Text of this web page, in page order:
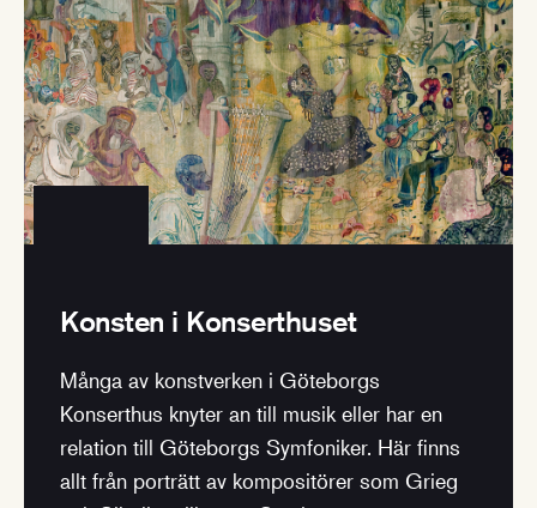
Konsten i Konserthuset
Många av konstverken i Göteborgs
Konserthus knyter an till musik eller har en
relation till Göteborgs Symfoniker. Här finns
allt från porträtt av kompositörer som Grieg